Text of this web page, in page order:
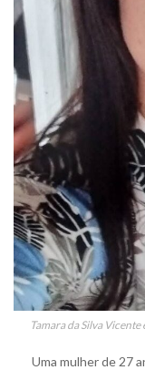
Tamara da Silva
Uma mulher de 27